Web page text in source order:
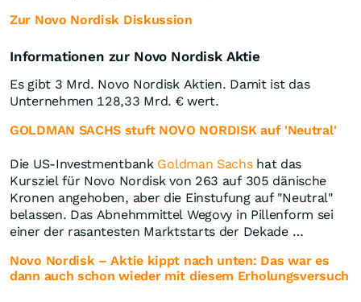
Zur Novo Nordisk Diskussion
Informationen zur Novo Nordisk Aktie
Es gibt 3 Mrd. Novo Nordisk Aktien. Damit ist das
Unternehmen 128,33 Mrd. € wert.
GOLDMAN SACHS stuft NOVO NORDISK auf 'Neutral'
Die US-Investmentbank Goldman Sachshat das
Kursziel für Novo Nordisk von 263 auf 305 dänische
Kronen angehoben, aber die Einstufung auf "Neutral"
belassen. Das Abnehmmittel Wegovy in Pillenform sei
einer der rasantesten Marktstarts der Dekade …
Novo Nordisk – Aktie kippt nach unten: Das war es
dann auch schon wieder mit diesem Erholungsversuch